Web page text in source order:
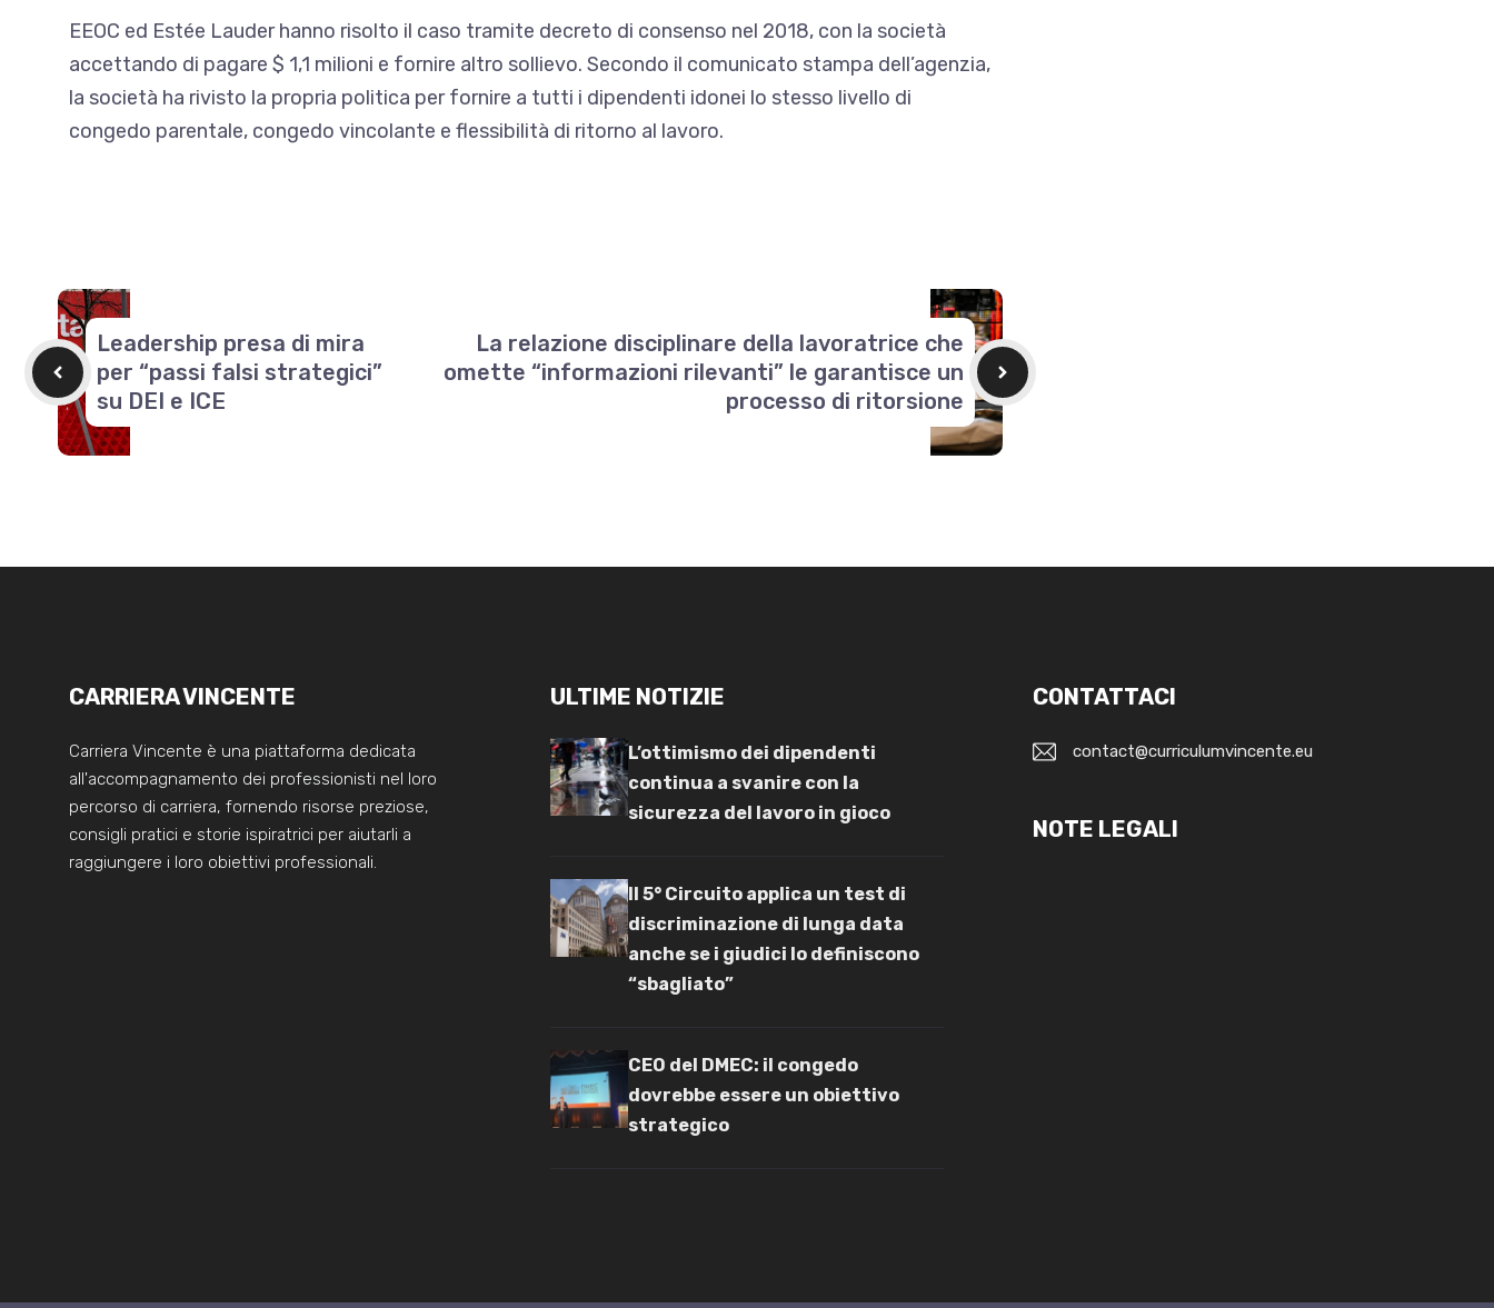
EEOC ed Estée Lauder hanno risolto il caso tramite decreto di consenso nel 2018, con la società
accettando di pagare $ 1,1 milioni e fornire altro sollievo. Secondo il comunicato stampa dell’agenzia,
la società ha rivisto la propria politica per fornire a tutti i dipendenti idonei lo stesso livello di
congedo parentale, congedo vincolante e flessibilità di ritorno al lavoro.
Leadership presa di mira
per “passi falsi strategici”
su DEI e ICE
La relazione disciplinare della lavoratrice che
omette “informazioni rilevanti” le garantisce un
processo di ritorsione
CARRIERA VINCENTE
Carriera Vincente è una piattaforma dedicata
all'accompagnamento dei professionisti nel loro
percorso di carriera, fornendo risorse preziose,
consigli pratici e storie ispiratrici per aiutarli a
raggiungere i loro obiettivi professionali.
ULTIME NOTIZIE
L’ottimismo dei dipendenti
continua a svanire con la
sicurezza del lavoro in gioco
Il 5° Circuito applica un test di
discriminazione di lunga data
anche se i giudici lo definiscono
“sbagliato”
CEO del DMEC: il congedo
dovrebbe essere un obiettivo
strategico
CONTATTACI
contact@curriculumvincente.eu
NOTE LEGALI